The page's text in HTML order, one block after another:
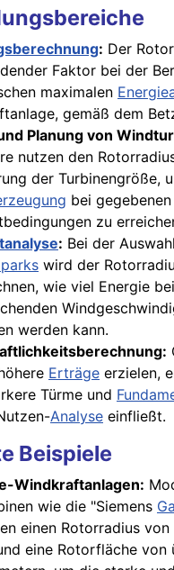
: Der
Faktor bei der
maximalen
gemäß dem
Planung von
nutzen den
der Turbinengröße,
bei gegebenen
zu
: Bei der
wird der
wie viel Energie
werden kann.
Erträge erzielen,
Türme und
Analyse einfließt.
Beispiele
Windkraftanlagen:
wie die "Siemens
einen Rotorradius von
eine Rotorfläche von